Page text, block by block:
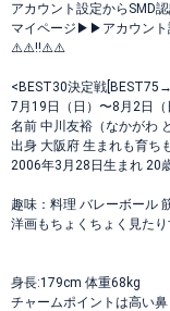
アカウント設定からSMD
マイページ▶︎▶︎アカウン
⚠️⚠️‼️⚠️⚠️
<BEST30決定戦
7月19日（日）〜8月2日（
名前 中川友裕（なかがわ
出身 大阪府 生まれも育ち
2006年3月28日生まれ 20
趣味：料理 バレーボール
洋画もちょくちょく見た
身長:179cm 体重68kg
チャームポイントは高い鼻